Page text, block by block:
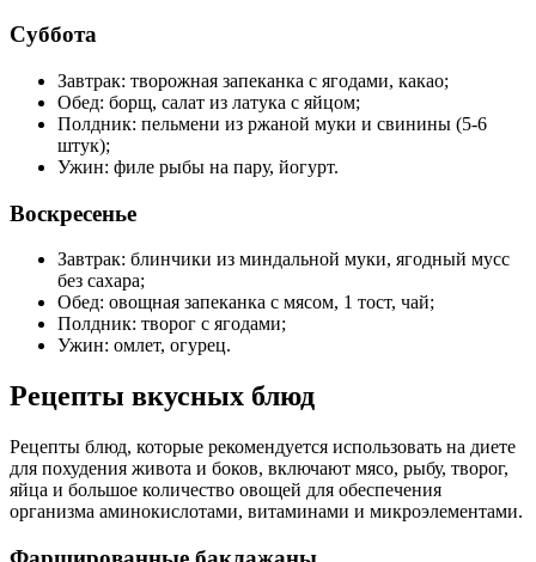
Суббота
Завтрак: творожная запеканка с ягодами, какао;
Обед: борщ, салат из латука с яйцом;
Полдник: пельмени из ржаной муки и свинины (5-6
штук);
Ужин: филе рыбы на пару, йогурт.
Воскресенье
Завтрак: блинчики из миндальной муки, ягодный мусс
без сахара;
Обед: овощная запеканка с мясом, 1 тост, чай;
Полдник: творог с ягодами;
Ужин: омлет, огурец.
Рецепты вкусных блюд
Рецепты блюд, которые рекомендуется использовать на диете
для похудения живота и боков, включают мясо, рыбу, творог,
яйца и большое количество овощей для обеспечения
организма аминокислотами, витаминами и микроэлементами.